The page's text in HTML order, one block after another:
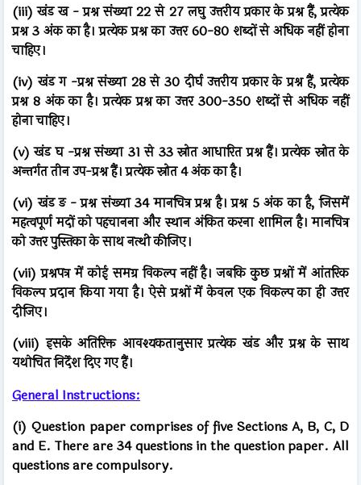
(iii) खंड ख - प्रश्न संख्या 22 से 27 लघु उत्तरीय प्रकार के प्रश्न हैं, प्रत्येक
प्रश्न 3 अंक का है। प्रत्येक प्रश्न का उत्तर 60-80 शब्दों से अधिक नहीं होना
चाहिए।
(iv) खंड ग -प्रश्न संख्या 28 से 30 दीर्घ उत्तरीय प्रकार के प्रश्न हैं, प्रत्येक
प्रश्न 8 अंक का है। प्रत्येक प्रश्न का उत्तर 300-350 शब्दों से अधिक नहीं
होना चाहिए।
(v) खंड घ -प्रश्न संख्या 31 से 33 स्रोत आधारित प्रश्न हैं। प्रत्येक स्रोत के
अन्तर्गत तीन उप-प्रश्न हैं। प्रत्येक स्रोत 4 अंक का है।
(vi) खंड ङ - प्रश्न संख्या 34 मानचित्र प्रश्न है। प्रश्न 5 अंक का है, जिसमें
महत्वपूर्ण मदों को पहचानना और स्थान अंकित करना शामिल है। मानचित्र
को उत्तर पुस्तिका के साथ नत्थी कीजिए।
(vii) प्रश्नपत्र में कोई समग्र विकल्प नहीं है। जबकि कुछ प्रश्नों में आंतरिक
विकल्प प्रदान किया गया है। ऐसे प्रश्नों में केवल एक विकल्प का ही उत्तर
दीजिए।
(viii) इसके अतिरिक्त आवश्यकतानुसार प्रत्येक खंड और प्रश्न के साथ
यथोचित निर्देश दिए गए हैं।
General Instructions:
(i) Question paper comprises of five Sections A, B, C, D
and E. There are 34 questions in the question paper. All
questions are compulsory.